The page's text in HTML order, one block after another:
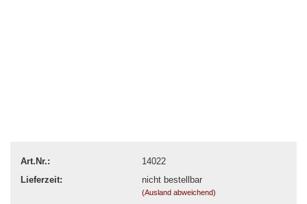
Art.Nr.:
14022
Lieferzeit:
nicht bestellbar
(Ausland abweichend)